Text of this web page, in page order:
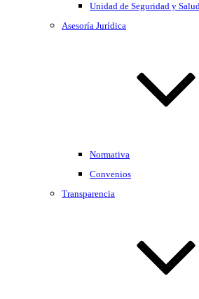
Unidad de Seguridad y
Asesoría Jurídica
Normativa
Convenios
Transparencia